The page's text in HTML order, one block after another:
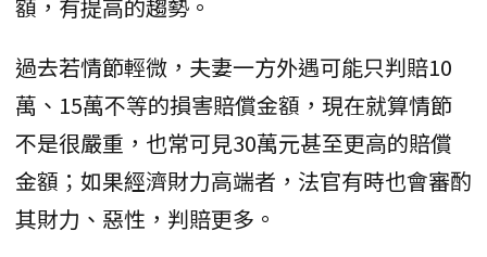
額，有提高的趨勢。
過去若情節輕微，夫妻一方外遇可能只判賠10
萬、15萬不等的損害賠償金額，現在就算情節
不是很嚴重，也常可見30萬元甚至更高的賠償
金額；如果經濟財力高端者，法官有時也會審酌
其財力、惡性，判賠更多。